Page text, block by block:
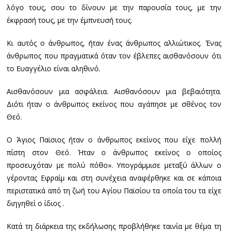
λόγο τους, σου το δίνουν με την παρουσία τους, με την
έκφρασή τους, με την έμπνευσή τους.
Κι αυτός ο άνθρωπος, ήταν ένας άνθρωπος αλλιώτικος. Ένας
άνθρωπος που πραγματικά όταν τον έβλεπες αισθανόσουν ότι
το Ευαγγέλιο είναι αληθινό.
Αισθανόσουν μια ασφάλεια. Αισθανόσουν μια βεβαιότητα.
Διότι ήταν ο άνθρωπος εκείνος που αγάπησε με σθένος τον
Θεό.
Ο Άγιος Παϊσιος ήταν ο άνθρωπος εκείνος που είχε πολλή
πίστη στον Θεό. Ήταν ο άνθρωπος εκείνος ο οποίος
προσευχόταν με πολύ πόθο». Υπογράμμισε μεταξύ άλλων ο
γέροντας Εφραίμ και στη συνέχεια αναφέρθηκε και σε κάποια
περιστατικά από τη ζωή του Αγίου Παϊσίου τα οποία του τα είχε
διηγηθεί ο ίδιος .
Κατά τη διάρκεια της εκδήλωσης προβλήθηκε ταινία με θέμα τη